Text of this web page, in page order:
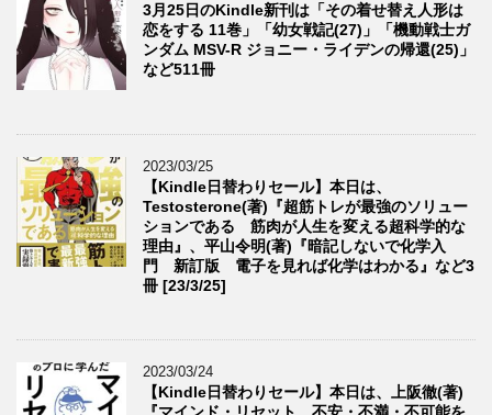
3月25日のKindle新刊は「その着せ替え人形は
恋をする 11巻」「幼女戦記(27)」「機動戦士ガ
ンダム MSV-R ジョニー・ライデンの帰還(25)」
など511冊
2023/03/25
【Kindle日替わりセール】本日は、
Testosterone(著)『超筋トレが最強のソリュー
ションである 筋肉が人生を変える超科学的な
理由』、平山令明(著)『暗記しないで化学入
門 新訂版 電子を見れば化学はわかる』など3
冊 [23/3/25]
2023/03/24
【Kindle日替わりセール】本日は、上阪徹(著)